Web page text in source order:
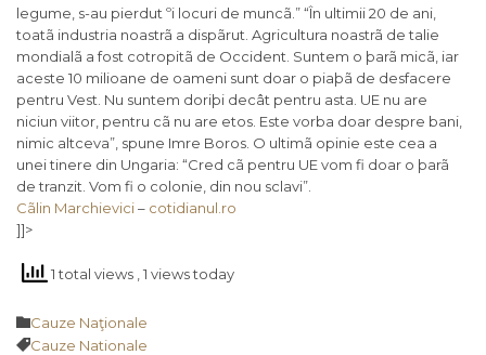
legume, s-au pierdut ºi locuri de muncã.” “În ultimii 20 de ani,
toatã industria noastrã a dispãrut. Agricultura noastrã de talie
mondialã a fost cotropitã de Occident. Suntem o þarã micã, iar
aceste 10 milioane de oameni sunt doar o piaþã de desfacere
pentru Vest. Nu suntem doriþi decât pentru asta. UE nu are
niciun viitor, pentru cã nu are etos. Este vorba doar despre bani,
nimic altceva”, spune Imre Boros. O ultimã opinie este cea a
unei tinere din Ungaria: “Cred cã pentru UE vom fi doar o þarã
de tranzit. Vom fi o colonie, din nou sclavi”.
Cãlin Marchievici– cotidianul.ro
]]>
1 total views , 1 views today
Category
Cauze Naţionale
Tags
Cauze Nationale